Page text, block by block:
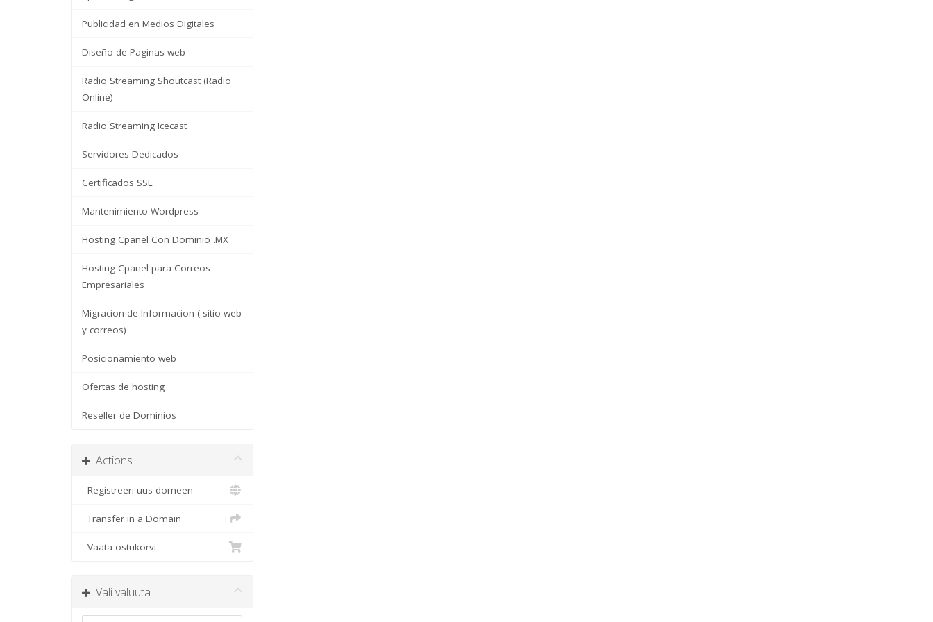
Publicidad en Medios Digitales
Diseño de Paginas web
Radio Streaming Shoutcast (Radio
Online)
Radio Streaming Icecast
Servidores Dedicados
Certificados SSL
Mantenimiento Wordpress
Hosting Cpanel Con Dominio .MX
Hosting Cpanel para Correos
Empresariales
Migracion de Informacion ( sitio web
y correos)
Posicionamiento web
Ofertas de hosting
Reseller de Dominios
Actions
Registreeri uus domeen
Transfer in a Domain
Vaata ostukorvi
Vali valuuta